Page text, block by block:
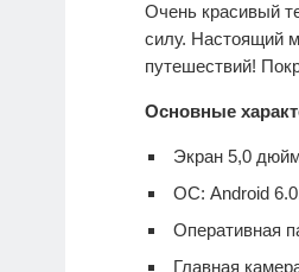
Очень красивый
силу. Настоящий
путешествий!
Основные
Экран 5,0
ОС: Android
Оперативная
Главная